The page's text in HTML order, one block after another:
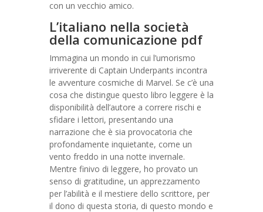
con un vecchio amico.
L’italiano nella società
della comunicazione pdf
Immagina un mondo in cui l’umorismo
irriverente di Captain Underpants incontra
le avventure cosmiche di Marvel. Se c’è una
cosa che distingue questo libro leggere è la
disponibilità dell’autore a correre rischi e
sfidare i lettori, presentando una
narrazione che è sia provocatoria che
profondamente inquietante, come un
vento freddo in una notte invernale.
Mentre finivo di leggere, ho provato un
senso di gratitudine, un apprezzamento
per l’abilità e il mestiere dello scrittore, per
il dono di questa storia, di questo mondo e